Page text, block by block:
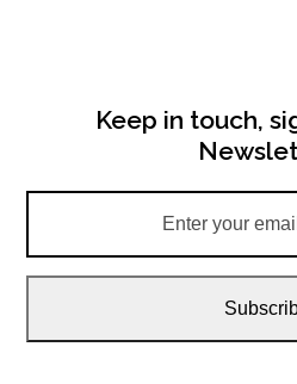
Keep in touch,
email